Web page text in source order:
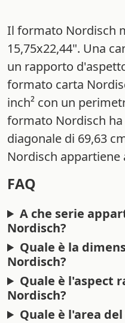
Il formato Nordisch
15,75x22,44". Una
un rapporto
formato carta
inch² con un
formato Nordisch ha
diagonale di 69,63
Nordisch appartiene
FAQ
A che serie
Nordisch?
Quale è la
Nordisch?
Quale è l'aspect
Nordisch?
Quale è l'area